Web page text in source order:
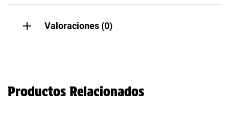
Valoraciones (0)
Productos Relacionados